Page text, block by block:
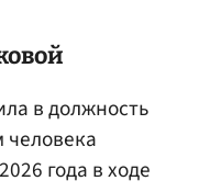
в должность
года в ходе